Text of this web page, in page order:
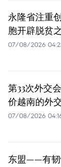
永隆省注重
胞开辟脱贫
07/08/2026
第33次外交
价越南的外
07/08/2026
东盟——有韧